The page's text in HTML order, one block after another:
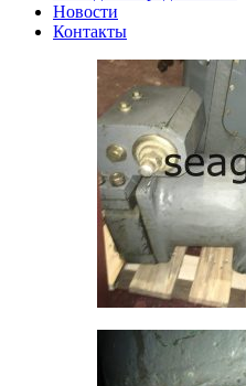
Новости
Контакты